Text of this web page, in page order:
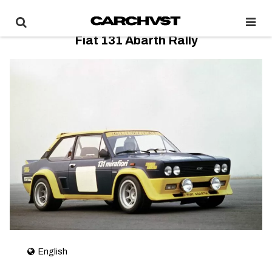
Fiat 131 Abarth Rally
English